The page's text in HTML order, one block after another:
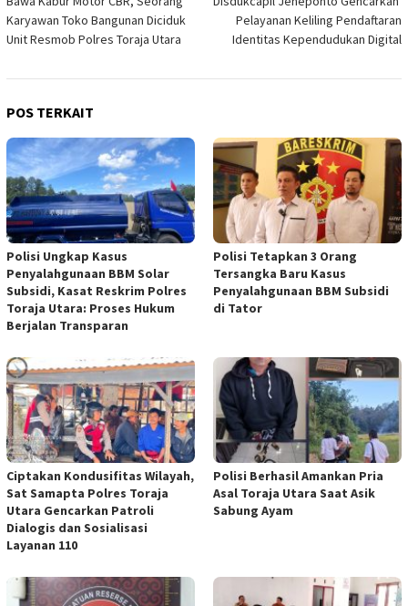
pos
Karyawan Toko Bangunan Diciduk
Unit Resmob Polres Toraja Utara
Pelayanan Keliling Pendaftaran
Identitas Kependudukan Digital
POS TERKAIT
Polisi Ungkap Kasus
Penyalahgunaan BBM Solar
Subsidi, Kasat Reskrim Polres
Toraja Utara: Proses Hukum
Berjalan Transparan
Polisi Tetapkan 3 Orang
Tersangka Baru Kasus
Penyalahgunaan BBM Subsidi
di Tator
Ciptakan Kondusifitas Wilayah,
Sat Samapta Polres Toraja
Utara Gencarkan Patroli
Dialogis dan Sosialisasi
Layanan 110
Polisi Berhasil Amankan Pria
Asal Toraja Utara Saat Asik
Sabung Ayam